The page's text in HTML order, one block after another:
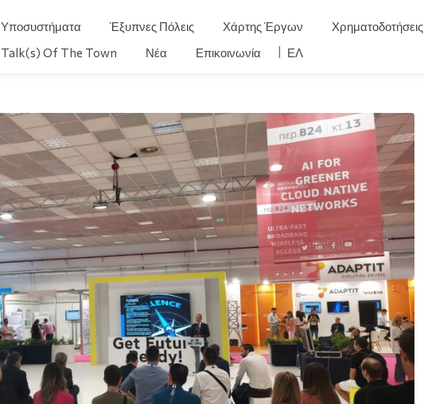
Υποσυστήματα Έξυπνες Πόλεις Χάρτης Έργων
Χρηματοδοτήσεις
Talk(s) Of The Town
Νέα Επικοινωνία ΕΛΛΗΝΙΚΆ